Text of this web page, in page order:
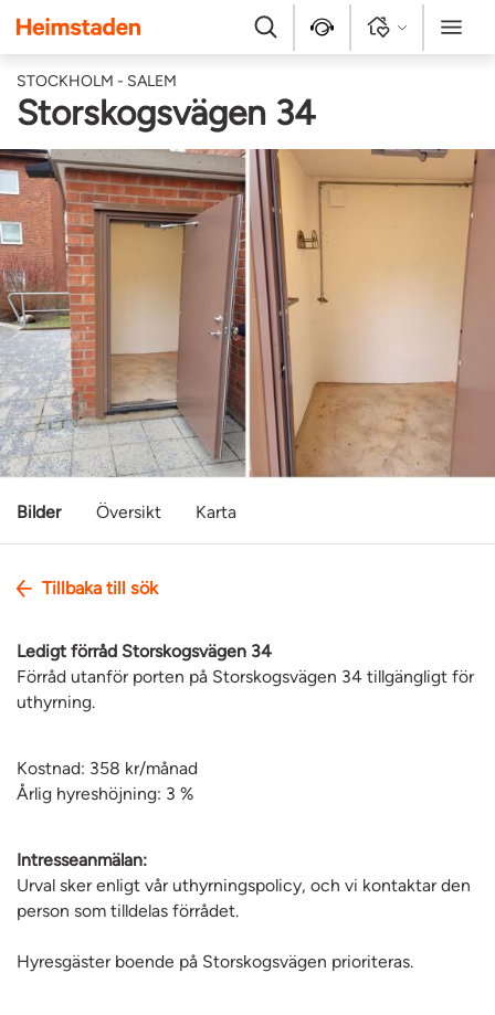
Heimstaden
Sök Kontakt Logga in Meny
STOCKHOLM - SALEM
Storskogsvägen 34
Bilder Översikt Karta
Tillbaka till sök
Ledigt förråd Storskogsvägen 34
Förråd utanför porten på Storskogsvägen 34 tillgängligt för
uthyrning.
Kostnad: 358 kr/månad
Årlig hyreshöjning: 3 %
Intresseanmälan:
Urval sker enligt vår uthyrningspolicy, och vi kontaktar den
person som tilldelas förrådet.
Hyresgäster boende på Storskogsvägen prioriteras.